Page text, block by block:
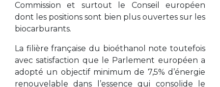
Commission et surtout le Conseil européen
dont les positions sont bien plus ouvertes sur les
biocarburants.
La filière française du bioéthanol note toutefois
avec satisfaction que le Parlement européen a
adopté un objectif minimum de 7,5% d’énergie
renouvelable dans l’essence qui consolide le